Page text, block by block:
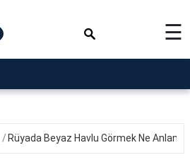
☰
Rüyada Beyaz Havlu Görmek Ne Anlama